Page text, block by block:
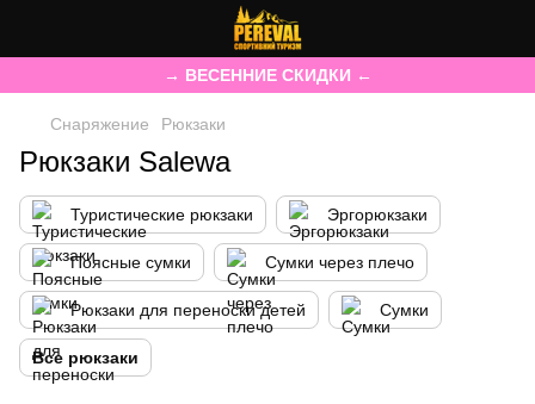
→ ВЕСЕННИЕ СКИДКИ ←
Снаряжение Рюкзаки
Рюкзаки Salewa
Туристические рюкзаки Эргорюкзаки
Поясные сумки Сумки через плечо
Рюкзаки для переноски детей Сумки
Все рюкзаки